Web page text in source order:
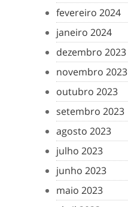
fevereiro 2024
janeiro 2024
dezembro 2023
novembro 2023
outubro 2023
setembro 2023
agosto 2023
julho 2023
junho 2023
maio 2023